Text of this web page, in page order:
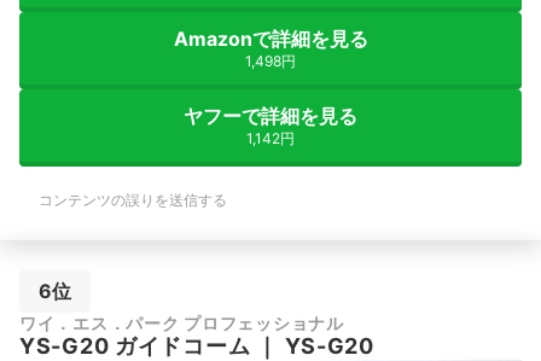
Amazonで詳細を見る
1,498円
ヤフーで詳細を見る
1,142円
コンテンツの誤りを送信する
6位
ワイ．エス．パーク プロフェッショナル
YS-G20 ガイドコーム YS-G20